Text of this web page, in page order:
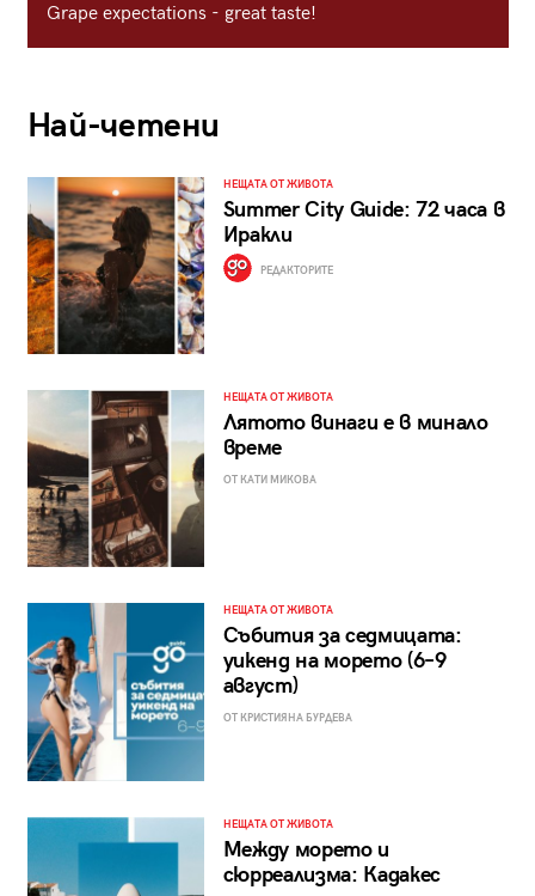
Grape expectations - great taste!
Най-четени
НЕЩАТА ОТ ЖИВОТА
Summer City Guide: 72 часа в
Иракли
РЕДАКТОРИТЕ
НЕЩАТА ОТ ЖИВОТА
Лятото винаги е в минало
време
ОТ КАТИ МИКОВА
НЕЩАТА ОТ ЖИВОТА
Събития за седмицата:
уикенд на морето (6–9
август)
ОТ КРИСТИЯНА БУРДЕВА
НЕЩАТА ОТ ЖИВОТА
Между морето и
сюрреализма: Кадакес